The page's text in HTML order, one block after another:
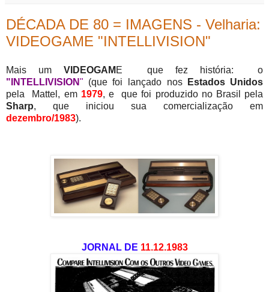
DÉCADA DE 80 = IMAGENS - Velharia:
VIDEOGAME "INTELLIVISION"
Mais umVIDEOGAM E que fez história: o
"INTELLIVISION" (que foi lançado nos
Estados Unidos
pela Mattel, em 1979, e que foi produzido no Brasil pela
Sharp,
que iniciou sua comercialização em
dezembro/1983).
JORNAL DE 11.12.1983